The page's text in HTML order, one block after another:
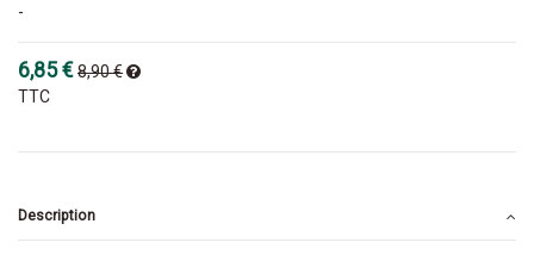
-
6,85 €8,90 €
TTC
Description